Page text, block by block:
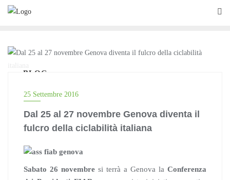
Skip
BLOG
25 Settembre 2016
Dal 25 al 27 novembre Genova diventa il
fulcro della ciclabilità italiana
Sabato 26 novembre si terrà a Genova la Conferenza